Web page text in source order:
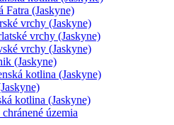
Fatra (Jaskyne)
vrchy (Jaskyne)
vrchy (Jaskyne)
vrchy (Jaskyne)
(Jaskyne)
kotlina (Jaskyne)
kotlina (Jaskyne)
územia